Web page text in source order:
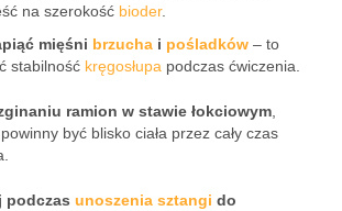
na szerokość bioder.
mięśni brzucha i pośladków – to
stabilność kręgosłupa podczas ćwiczenia.
ramion w stawie łokciowym
być blisko ciała przez cały czas
podczas unoszenia sztangi do